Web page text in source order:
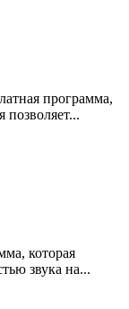
программа,
позволяет...
которая
звука на...